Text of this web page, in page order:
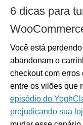
6 dicas para
Você está
abandonam o
checkout com
entre os vilões que
episódio do
prejudicando sua